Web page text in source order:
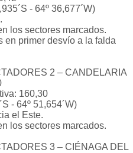
‐ 64º 36,677´W)
los sectores marcados.
en primer desvío a la falda
2 – CANDELARIA
160,30
‐ 64º 51,654´W)
el Este.
los sectores marcados.
3 – CIÉNAGA DEL